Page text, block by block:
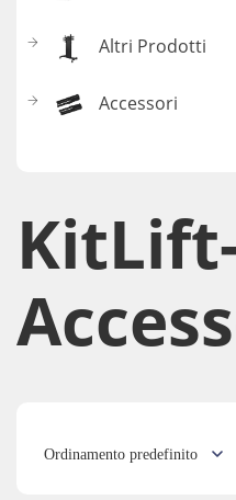
Altri Prodotti
Accessori